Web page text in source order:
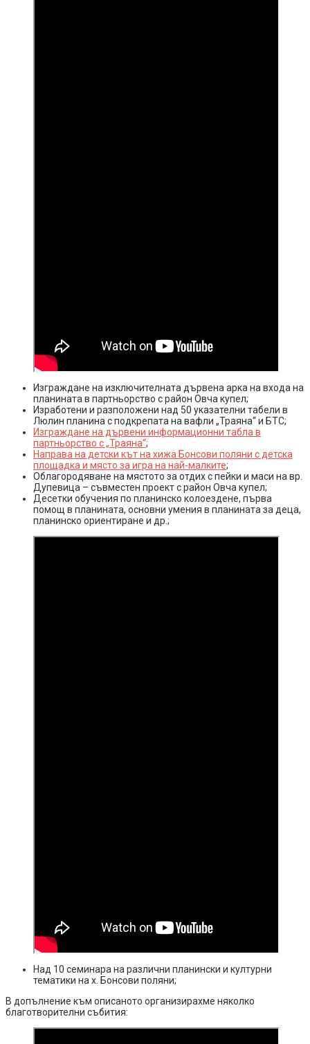
Изграждане на изключителната дървена арка на входа на
планината в партньорство с район Овча купел;
Изработени и разположени над 50 указателни табели в
Люлин планина с подкрепата на вафли „Траяна“ и БТС;
Изграждане на дървени информационни табла в
партньорство с „Траяна“;
Направа на детски кът на хижа Бонсови поляни с детска
площадка и място за игра на най-малките;
Облагородяване на мястото за отдих с пейки и маси на вр.
Дупевица – съвместен проект с район Овча купел;
Десетки обучения по планинско колоездене, първа
помощ в планината, основни умения в планината за деца,
планинско ориентиране и др.;
Над 10 семинара на различни планински и културни
тематики на х. Бонсови поляни;
В допълнение към описаното организирахме няколко
благотворителни събития: